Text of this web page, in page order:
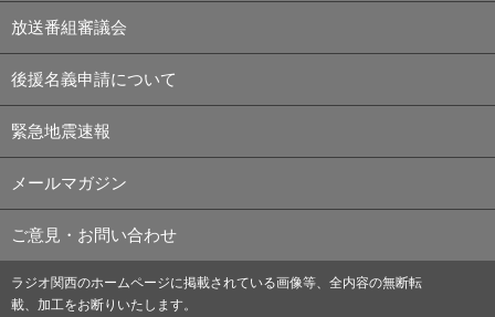
放送番組審議会
後援名義申請について
緊急地震速報
メールマガジン
ご意見・お問い合わせ
ラジオ関西のホームページに掲載されている画像等、全内容の無断転
載、加工をお断りいたします。